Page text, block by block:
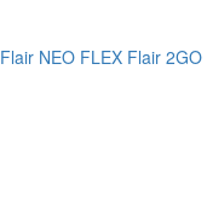
Flair NEO FLEX Flair 2GO